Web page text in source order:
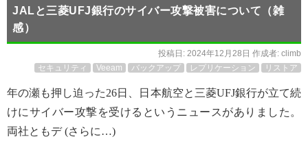
JALと三菱UFJ銀行のサイバー攻撃被害について（雑
感）
投稿日: 2024年12月28日 作成者: climb
セキュリティ
Veeam バックアップ レプリケーション リストア
年の瀬も押し迫った26日、日本航空と三菱UFJ銀行が立て続
けにサイバー攻撃を受けるというニュースがありました。
両社ともデ (さらに…)